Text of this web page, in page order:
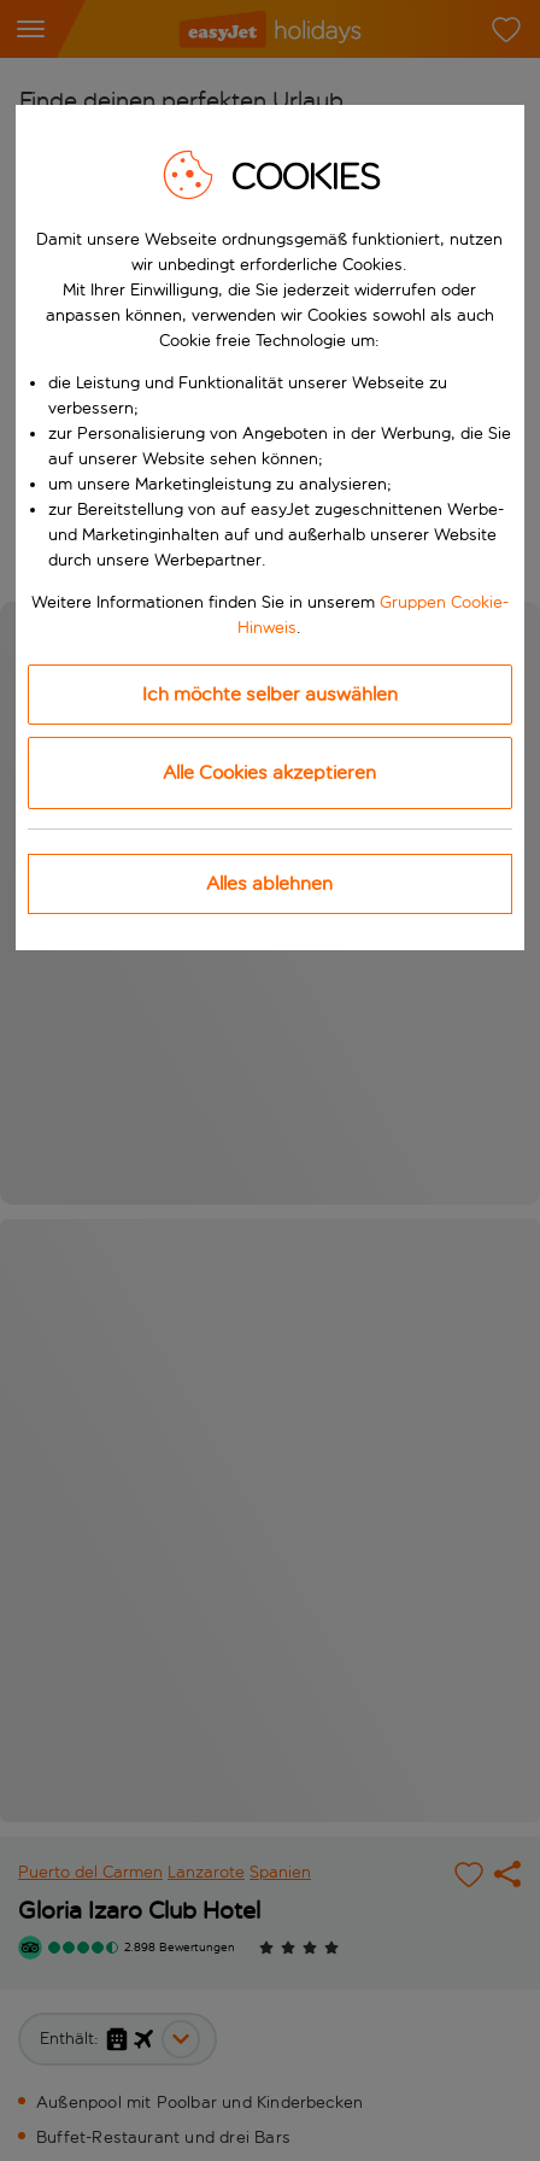
Finde deinen perfekten Urlaub
Beginne mit der Eingabe für die automatische
Flughafen wählen
Beginne mit der Eingabe für die automatische
Reiseziel wählen
Nach
Wähle ein Ab- und Rückflugdatum aus.
Reisezeitraum wählen
Wann
Wer
Suchen
Puerto del Carmen Lanzarote Spanien
Gloria Izaro Club Hotel
2.898 Bewertungen
Enthält:
Außenpool mit Poolbar und Kinderbecken
Buffet-Restaurant und drei Bars
COOKIES
Damit unsere Webseite ordnungsgemäß funktioniert, nutzen
wir unbedingt erforderliche Cookies.
Mit Ihrer Einwilligung, die Sie jederzeit widerrufen oder
anpassen können, verwenden wir Cookies sowohl als auch
Cookie freie Technologie um:
die Leistung und Funktionalität unserer Webseite zu
verbessern;
zur Personalisierung von Angeboten in der Werbung, die Sie
auf unserer Website sehen können;
um unsere Marketingleistung zu analysieren;
zur Bereitstellung von auf easyJet zugeschnittenen Werbe-
und Marketinginhalten auf und außerhalb unserer Website
durch unsere Werbepartner.
Weitere Informationen finden Sie in unserem Gruppen Cookie-
Hinweis.
Ich möchte selber auswählen
Alle Cookies akzeptieren
Alles ablehnen